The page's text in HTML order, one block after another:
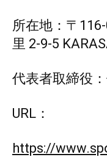
所在地：〒
里 2-9-5
代表者取締役
URL：
https://